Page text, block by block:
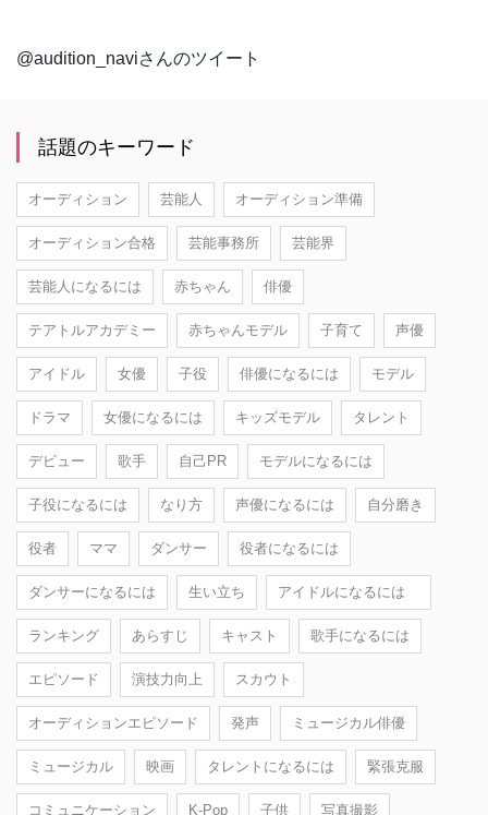
@audition_naviさんのツイート
話題のキーワード
オーディション 芸能人 オーディション準備
オーディション合格 芸能事務所 芸能界
芸能人になるには 赤ちゃん 俳優
テアトルアカデミー 赤ちゃんモデル 子育て 声優
アイドル 女優 子役 俳優になるには モデル
ドラマ 女優になるには キッズモデル タレント
デビュー 歌手 自己PR モデルになるには
子役になるには なり方 声優になるには 自分磨き
役者 ママ ダンサー 役者になるには
ダンサーになるには 生い立ち アイドルになるには
ランキング あらすじ キャスト 歌手になるには
エピソード 演技力向上 スカウト
オーディションエピソード 発声 ミュージカル俳優
ミュージカル 映画 タレントになるには 緊張克服
コミュニケーション K-Pop 子供 写真撮影